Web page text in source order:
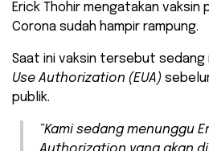
Erick Thohir mengatakan
Corona sudah hampir rampung.
Saat ini vaksin tersebut sedang
Use Authorization (EUA)
publik.
“Kami sedang menunggu